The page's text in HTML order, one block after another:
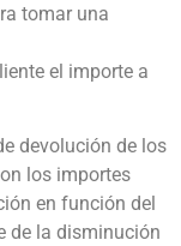
tomar una
el importe a
devolución de los
los importes
en función del
de la disminución